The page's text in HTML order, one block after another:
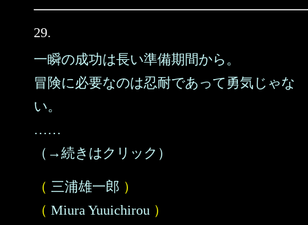
29.
一瞬の成功は長い準備期間から。
冒険に必要なのは忍耐であって勇気じゃな
い。
……
（→続きはクリック）
（ 三浦雄一郎 ）
（ Miura Yuuichirou ）